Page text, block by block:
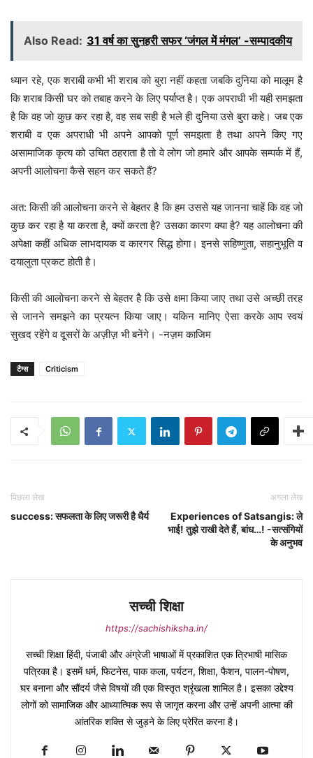
Also Read: 31 वर्ष का सुनहरी सफर ‘जंगल में मंगल’ -सम्पादकीय
ध्यान रहे, एक शराबी कभी भी शराब को बुरा नहीं कहता जबकि दुनिया को मालूम है
कि शराब किसी घर को तबाह करने के लिए पर्याप्त है। एक अपराधी भी यही समझता
है कि वह जो कुछ कर रहा है, वह सब सही है भले ही दुनिया उसे बुरा कहे। जब एक
शराबी व एक अपराधी भी अपने आपको पूर्ण समझता है तथा अपने किए गए
असामाजिक कृत्य को उचित ठहराता है तो वे लोग जो हमारे और आपके सम्पर्क में हैं,
अपनी आलोचना कैसे सहन कर सकते हैं?
अत: किसी की आलोचना करने से बेहतर है कि हम उससे यह जानना चाहें कि वह जो
कुछ कर रहा है या करता है, क्यों करता है? उसका कारण क्या है? यह आलोचना की
अपेक्षा कहीं अधिक लाभदायक व कारगर सिद्ध होगा। इनसे सहिष्णुता, सहानुभूति व
दयालुता प्रकट होती है।
किसी की आलोचना करने से बेहतर है कि उसे क्षमा किया जाए तथा उसे अच्छी तरह
से जानने समझने का प्रयत्न किया जाए। यकिन मानिए ऐसा करके आप स्वयं
सुखद रहेंगे व दूसरों के अज़ीज़ भी बनेंगे। -नज़म काजिम
टैग्स Criticism
पिछला लेख
success: सफलता के लिए जरूरी है धैर्य
अगला लेख
Experiences of Satsangis: ले
भाई! तुझे राखी देते हैं, बांध…! -सत्संगियों
के अनुभव
सच्ची शिक्षा
https://sachishiksha.in/
सच्ची शिक्षा हिंदी, पंजाबी और अंग्रेजी भाषाओं में प्रकाशित एक त्रिभाषी मासिक
पत्रिका है। इसमें धर्म, फिटनेस, पाक कला, पर्यटन, शिक्षा, फैशन, पालन-पोषण,
घर बनाना और सौंदर्य जैसे विषयों की एक विस्तृत श्रृंखला शामिल है। इसका उद्देश्य
लोगों को सामाजिक और आध्यात्मिक रूप से जागृत करना और उन्हें अपनी आत्मा की
आंतरिक शक्ति से जुड़ने के लिए प्रेरित करना है।